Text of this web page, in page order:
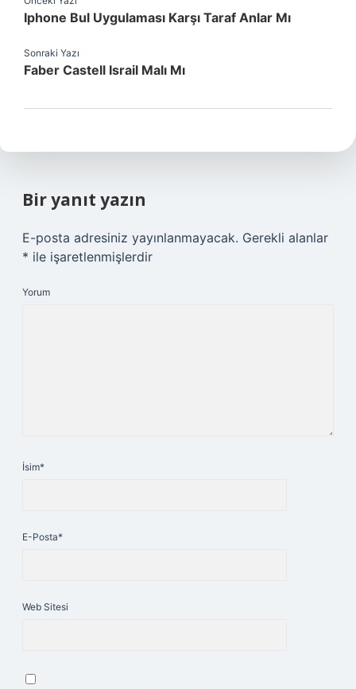
Iphone Bul Uygulaması Karşı Taraf Anlar Mı
Sonraki Yazı
Faber Castell Israil Malı Mı
Bir yanıt yazın
E-posta adresiniz yayınlanmayacak. Gerekli alanlar
* ile işaretlenmişlerdir
Yorum
İsim*
E-Posta*
Web Sitesi